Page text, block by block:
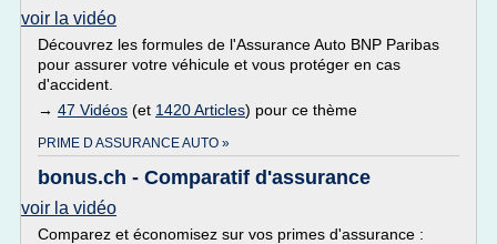
voir la vidéo
Découvrez les formules de l'Assurance Auto BNP Paribas
pour assurer votre véhicule et vous protéger en cas
d'accident.
→ 47 Vidéos (et 1420 Articles) pour ce thème
PRIME D ASSURANCE AUTO »
bonus.ch - Comparatif d'assurance
voir la vidéo
Comparez et économisez sur vos primes d'assurance :